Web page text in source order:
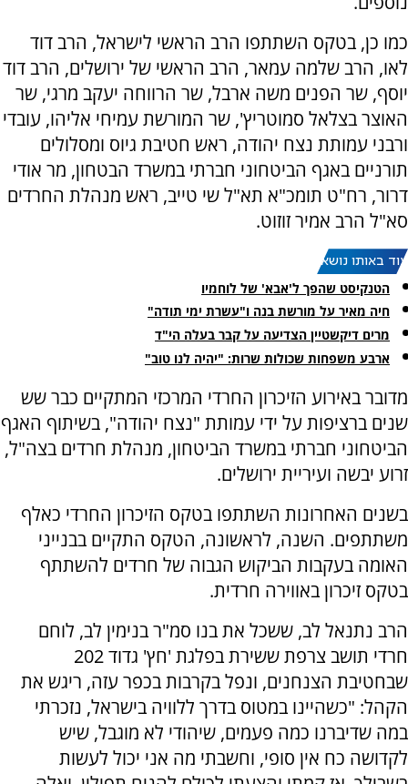
כמו כן, בטקס השתתפו הרב הראשי לישראל, הרב דוד
לאו, הרב שלמה עמאר, הרב הראשי של ירושלים, הרב דוד
יוסף, שר הפנים משה ארבל, שר הרווחה יעקב מרגי, שר
האוצר בצלאל סמוטריץ', שר המורשת עמיחי אליהו, עובדי
ורבני עמותת נצח יהודה, ראש חטיבת גיוס ומסלולים
תורניים באגף הביטחוני חברתי במשרד הבטחון, מר אודי
דרור, רח"ט תומכ"א תא"ל שי טייב, ראש מנהלת החרדים
סא"ל הרב אמיר זוזוט.
עוד באותו נושא:
הטנקיסט שהפך ל'אבא' של לוחמיו
חיה מאיר על מורשת בנה ו"עשרת ימי תודה"
מרים דיקשטיין הצדיעה על קבר בעלה הי"ד
ארבע משפחות שכולות שרות: "יהיה לנו טוב"
מדובר באירוע הזיכרון החרדי המרכזי המתקיים כבר שש
שנים ברציפות על ידי עמותת "נצח יהודה", בשיתוף האגף
הביטחוני חברתי במשרד הביטחון, מנהלת חרדים בצה"ל,
זרוע יבשה ועיריית ירושלים.
בשנים האחרונות השתתפו בטקס הזיכרון החרדי כאלף
משתתפים. השנה, לראשונה, הטקס התקיים בבנייני
האומה בעקבות הביקוש הגבוה של חרדים להשתתף
בטקס זיכרון באווירה חרדית.
הרב נתנאל לב, ששכל את בנו סמ"ר בנימין לב, לוחם
חרדי תושב צרפת ששירת בפלגת 'חץ' גדוד 202
שבחטיבת הצנחנים, ונפל בקרבות בכפר עזה, ריגש את
הקהל: "כשהיינו במטוס בדרך ללוויה בישראל, נזכרתי
במה שדיברנו כמה פעמים, שיהודי לא מוגבל, שיש
לקדושה כח אין סופי, וחשבתי מה אני יכול לעשות